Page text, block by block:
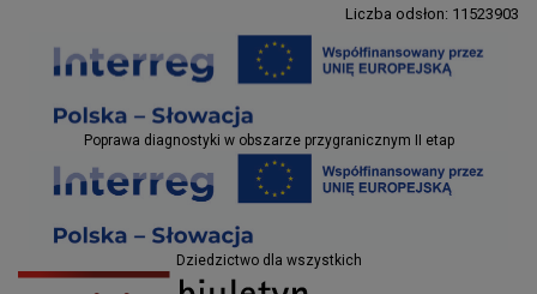
Projekty EU
Poprawa diagnostyki w obszarze przygranicznym II etap
Projekty EU
Dziedzictwo dla wszystkich
Liczba odsłon: 11523903